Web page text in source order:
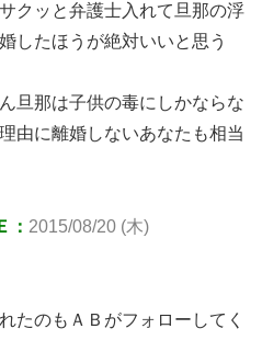
クッと弁護士入れて旦那の浮
したほうが絶対いいと思う
旦那は子供の毒にしかならな
由に離婚しないあなたも相当
： 2015/08/20 (木)
たのもＡＢがフォローしてく